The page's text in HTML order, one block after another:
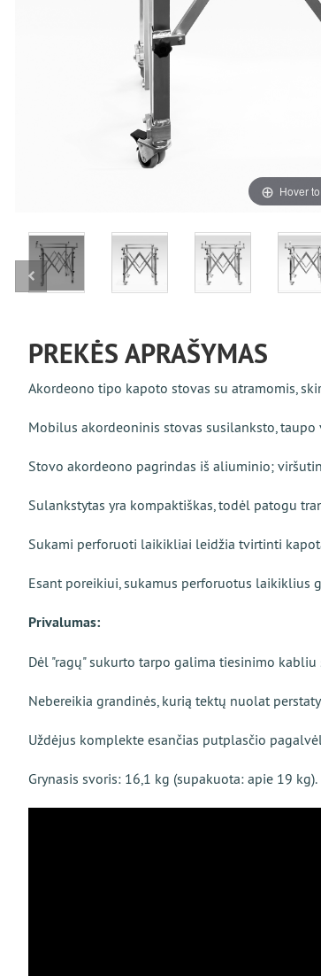
Hover
PREKĖS APRAŠYMAS
Akordeono tipo kapoto stovas su atramomis,
Mobilus akordeoninis stovas susilanksto, taupo
Stovo akordeono pagrindas iš aliuminio;
Sulankstytas yra kompaktiškas, todėl patogu
Sukami perforuoti laikikliai leidžia tvirtinti
Esant poreikiui, sukamus perforuotus laikiklius
Privalumas:
Dėl "ragų" sukurto tarpo galima tiesinimo
Nebereikia grandinės, kurią tektų nuolat
Uždėjus komplekte esančias putplasčio
Grynasis svoris: 16,1 kg (supakuota: apie 19 kg).